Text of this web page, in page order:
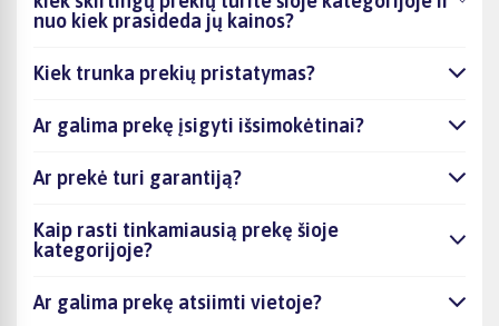
nuo kiek prasideda jų kainos?
Kiek trunka prekių pristatymas?
Ar galima prekę įsigyti išsimokėtinai?
Ar prekė turi garantiją?
Kaip rasti tinkamiausią prekę šioje
kategorijoje?
Ar galima prekę atsiimti vietoje?